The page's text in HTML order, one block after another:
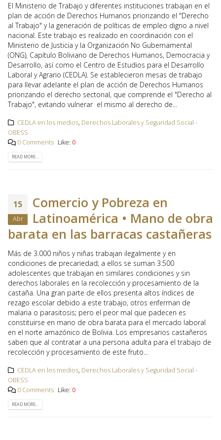
El Ministerio de Trabajo y diferentes instituciones trabajan en el
plan de acción de Derechos Humanos priorizando el "Derecho
al Trabajo" y la generación de políticas de empleo digno a nivel
nacional. Este trabajo es realizado en coordinación con el
Ministerio de Justicia y la Organización No Gubernamental
(ONG), Capítulo Boliviano de Derechos Humanos, Democracia y
Desarrollo, así como el Centro de Estudios para el Desarrollo
Laboral y Agrario (CEDLA). Se establecieron mesas de trabajo
para llevar adelante el plan de acción de Derechos Humanos
priorizando el derecho sectorial, que comprende el "Derecho al
Trabajo", evitando vulnerar el mismo al derecho de...
CEDLA en los medios, Derechos Laborales y Seguridad Social -
OBESS
0 Comments Like: 0
READ MORE...
15
Abr
Comercio y Pobreza en
Latinoamérica • Mano de obra
barata en las barracas castañeras
Más de 3.000 niños y niñas trabajan ilegalmente y en
condiciones de precariedad; a ellos se suman 3.500
adolescentes que trabajan en similares condiciones y sin
derechos laborales en la recolección y procesamiento de la
castaña. Una gran parte de ellos presenta altos índices de
rezago escolar debido a este trabajo, otros enferman de
malaria o parasitosis; pero el peor mal que padecen es
constituirse en mano de obra barata para el mercado laboral
en el norte amazónico de Bolivia. Los empresarios castañeros
saben que al contratar a una persona adulta para el trabajo de
recolección y procesamiento de este fruto...
CEDLA en los medios, Derechos Laborales y Seguridad Social -
OBESS
0 Comments Like: 0
READ MORE...